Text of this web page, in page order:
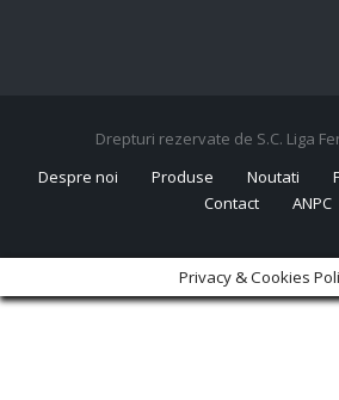
Drepturi rezervate de S.C. Liga
Despre noi
Produse Noutati
Contact
ANPC
Privacy & Cookies